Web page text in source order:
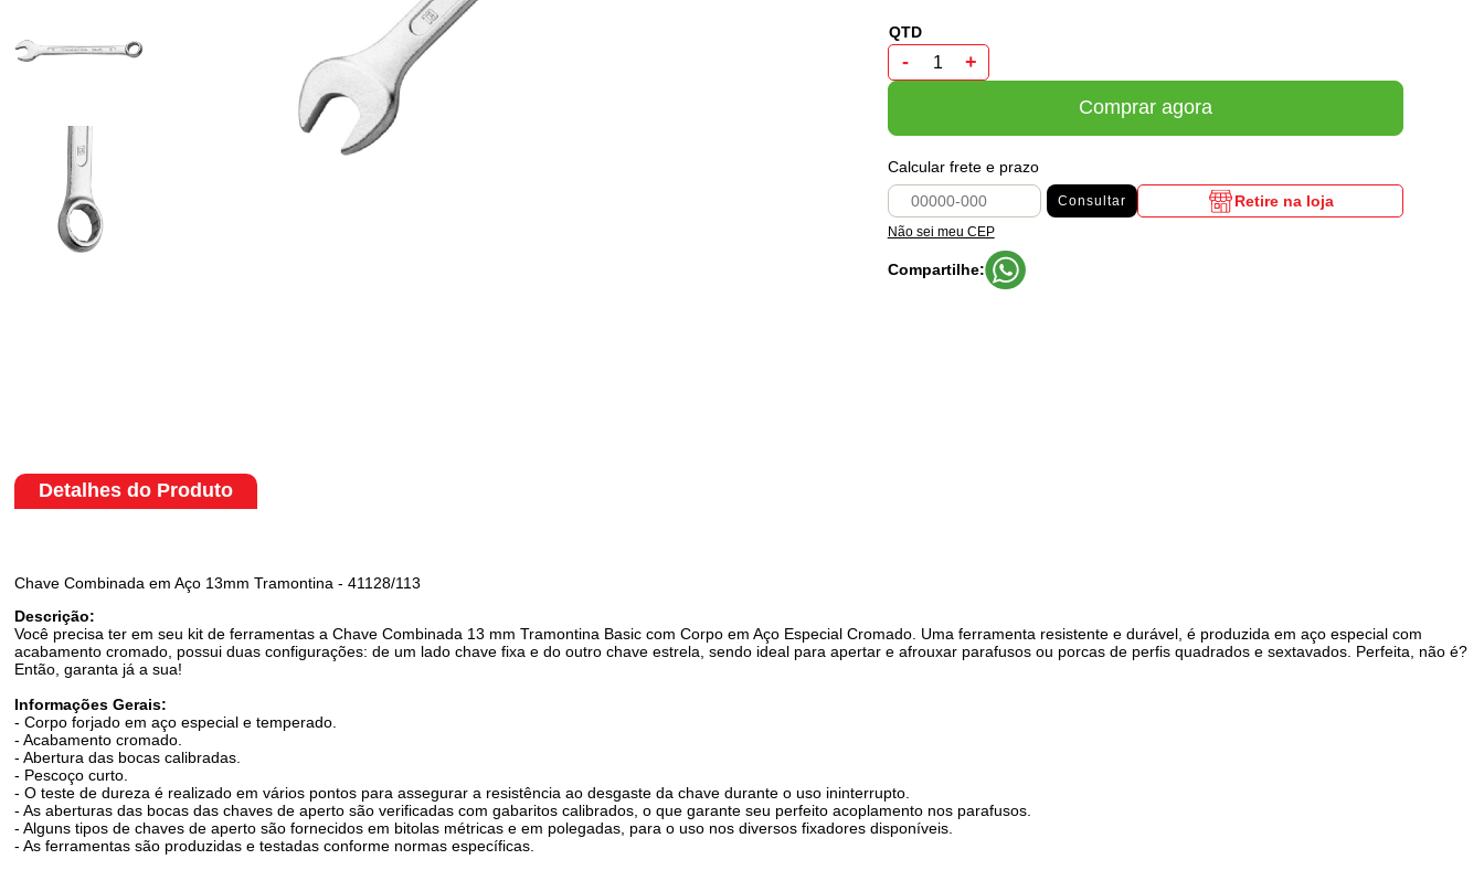
- +
Comprar agora
Calcular frete e prazo
Consultar
Não sei meu CEP
Retire na loja
Compartilhe:
Detalhes do Produto
Chave Combinada em Aço 13mm Tramontina - 41128/113
Descrição:
Você precisa ter em seu kit de ferramentas a Chave Combinada 13 mm Tramontina Basic com Corpo em Aço Especial Cromado. Uma ferramenta resistente e durável, é produzida em aço especial com
acabamento cromado, possui duas configurações: de um lado chave fixa e do outro chave estrela, sendo ideal para apertar e afrouxar parafusos ou porcas de perfis quadrados e sextavados. Perfeita, não é?
Então, garanta já a sua!
Informações Gerais:
- Corpo forjado em aço especial e temperado.
- Acabamento cromado.
- Abertura das bocas calibradas.
- Pescoço curto.
- O teste de dureza é realizado em vários pontos para assegurar a resistência ao desgaste da chave durante o uso ininterrupto.
- As aberturas das bocas das chaves de aperto são verificadas com gabaritos calibrados, o que garante seu perfeito acoplamento nos parafusos.
- Alguns tipos de chaves de aperto são fornecidos em bitolas métricas e em polegadas, para o uso nos diversos fixadores disponíveis.
- As ferramentas são produzidas e testadas conforme normas específicas.